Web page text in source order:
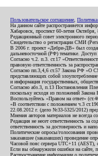
Пользовательское соглашение
На данном сайте распространяется
Хабаровск, проспект 60-летия
Редакционный совет электронного
Свидетельство о регистрации СМИ
В 2006 г. проект «Дебри-ДВ» был
дальневосточной (РФ) тематике.
Согласно ч.2. п.3. ст.17
правовую ответственность за
Согласно пп.3,4,6 ст.57 Закона РФ «О
представляющих собой
и информация государственных,
Согласно абз.3, п.13 Постановления
поскольку исходя из положений Закона
Воспользуйтесь «Правом на ответ»
«В соответствии с положением ч.3
22.08.2012 г. (дело №33-5325/2012)
Мнения авторов материалов не всегда
Редакция не несет ответственность за
ответственность за достоверность и
Политические опросы/голосования
заказавшее (заказавших) проведение
Часовой пояс сервера UTC+11 (AEST),
Если вы обнаружили ошибки на сайте,
Распространение информации о